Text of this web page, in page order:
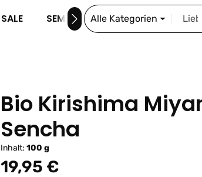
SALE SEMINARE DIE SCHNORR-
Alle Kategorien
Bio Kirishima
Sencha
Inhalt: 100 g
Regulärer Preis:
19,95 €